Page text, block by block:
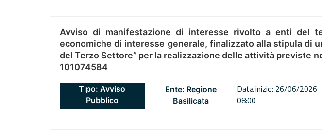
Avviso di manifestazione di interesse rivolto a enti del
economiche di interesse generale, finalizzato alla stipula di
del Terzo Settore” per la realizzazione delle attività previste
101074584
Tipo: Avviso
Pubblico
Ente: Regione
Basilicata
Data inizio: 26/06/2026
08:00